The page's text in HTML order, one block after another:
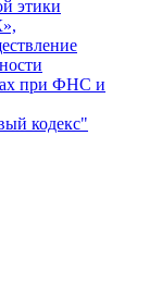
этики
при ФНС и
кодекс"